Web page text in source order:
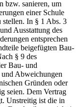
bzw. sanieren, um
einer Schule
stellen. In § 1 Abs. 3
Ausstattung des
entsprechen
beigefügten Bau-
§ 9 des
Bau- und
und Abweichungen
Gründen oder
seien. Dem Vertrag
Unstreitig ist die in